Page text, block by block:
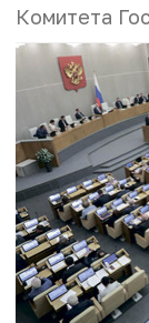
Комитета